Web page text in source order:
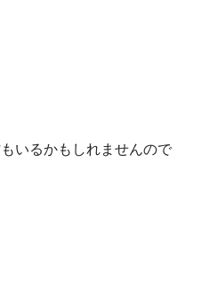
いるかもしれませんので